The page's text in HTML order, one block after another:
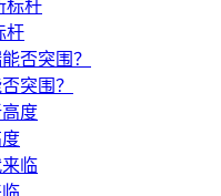
杆
突围？